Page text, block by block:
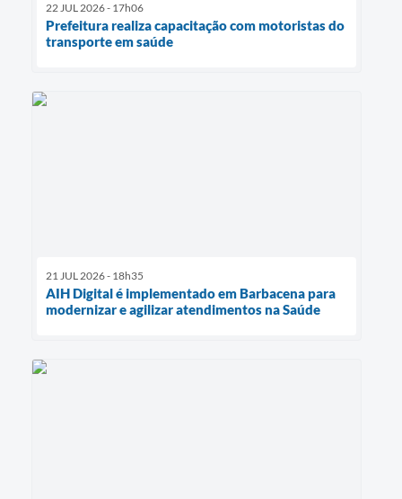
22 JUL 2026 - 17h06
Prefeitura realiza capacitação com motoristas do
transporte em saúde
21 JUL 2026 - 18h35
AIH Digital é implementado em Barbacena para
modernizar e agilizar atendimentos na Saúde